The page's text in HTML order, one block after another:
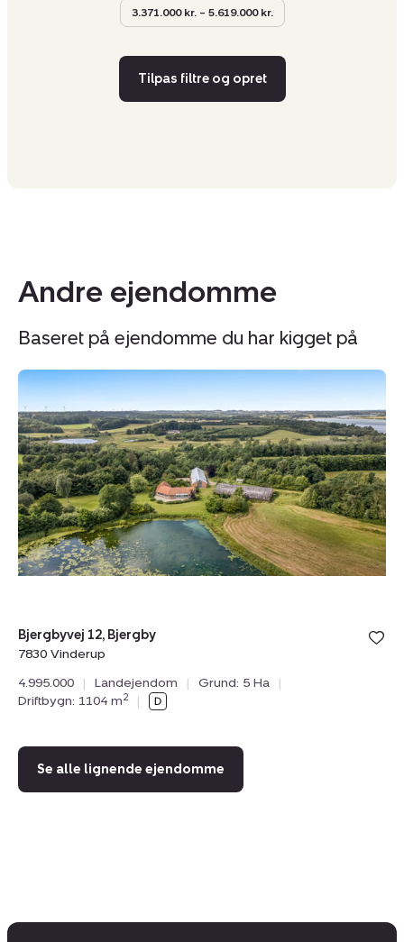
3.371.000 kr. – 5.619.000 kr.
Tilpas filtre og opret
Andre ejendomme
Baseret på ejendomme du har kigget på
Landejendom:
Bjergbyvej
12,
Bjergby,
7830
Vinderup
Bjergbyvej 12, Bjergby
7830 Vinderup
4.995.000
| Landejendom | Grund: 5 Ha
|
Driftbygn: 1104 m2 |
Se alle lignende ejendomme